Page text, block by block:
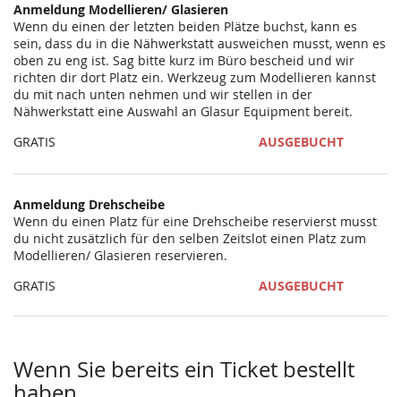
Anmeldung Modellieren/ Glasieren
Wenn du einen der letzten beiden Plätze buchst, kann es
sein, dass du in die Nähwerkstatt ausweichen musst, wenn es
oben zu eng ist. Sag bitte kurz im Büro bescheid und wir
richten dir dort Platz ein. Werkzeug zum Modellieren kannst
du mit nach unten nehmen und wir stellen in der
Nähwerkstatt eine Auswahl an Glasur Equipment bereit.
GRATIS
AUSGEBUCHT
Anmeldung Drehscheibe
Wenn du einen Platz für eine Drehscheibe reservierst musst
du nicht zusätzlich für den selben Zeitslot einen Platz zum
Modellieren/ Glasieren reservieren.
GRATIS
AUSGEBUCHT
Wenn Sie bereits ein Ticket bestellt